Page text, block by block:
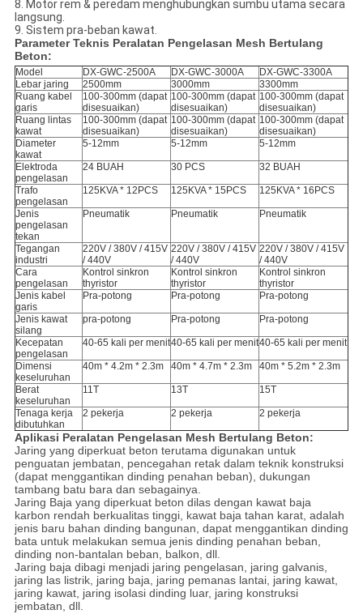
8. Motor rem & peredam menghubungkan sumbu utama secara
langsung.
9. Sistem pra-beban kawat.
Parameter Teknis Peralatan Pengelasan Mesh Bertulang
Beton:
Model DX-GWC-2500A DX-GWC-3000A
DX-GWC-3300A
Lebar jaring
2500mm 3000mm
3300mm
Ruang kabel
garis
100-300mm (dapat
disesuaikan)
100-300mm (dapat
disesuaikan)
100-300mm (dapat
disesuaikan)
Ruang lintas
kawat
100-300mm (dapat
disesuaikan)
100-300mm (dapat
disesuaikan)
100-300mm (dapat
disesuaikan)
Diameter
kawat
5-12mm 5-12mm 5-12mm
Elektroda
pengelasan
24 BUAH 30 PCS 32 BUAH
Trafo
pengelasan
125KVA * 12PCS 125KVA * 15PCS 125KVA * 16PCS
Jenis
pengelasan
tekan
Pneumatik Pneumatik Pneumatik
Tegangan
industri
220V / 380V / 415V
/ 440V
220V / 380V / 415V
/ 440V
220V / 380V / 415V
/ 440V
Cara
pengelasan
Kontrol sinkron
thyristor
Kontrol sinkron
thyristor
Kontrol sinkron
thyristor
Jenis kabel
garis
Pra-potong Pra-potong Pra-potong
Jenis kawat
silang
pra-potong Pra-potong Pra-potong
Kecepatan
pengelasan
40-65 kali per menit40-65 kali per menit40-65 kali per menit
Dimensi
keseluruhan
40m * 4.2m * 2.3m 40m * 4.7m * 2.3m 40m * 5.2m * 2.3m
Berat
keseluruhan
11T 13T 15T
Tenaga kerja
dibutuhkan
2 pekerja 2 pekerja 2 pekerja
Aplikasi Peralatan Pengelasan Mesh Bertulang Beton:
Jaring yang diperkuat beton terutama digunakan untuk
penguatan jembatan, pencegahan retak dalam teknik konstruksi
(dapat menggantikan dinding penahan beban), dukungan
tambang batu bara dan sebagainya.
Jaring Baja yang diperkuat beton dilas dengan kawat baja
karbon rendah berkualitas tinggi, kawat baja tahan karat, adalah
jenis baru bahan dinding bangunan, dapat menggantikan dinding
bata untuk melakukan semua jenis dinding penahan beban,
dinding non-bantalan beban, balkon, dll.
Jaring baja dibagi menjadi jaring pengelasan, jaring galvanis,
jaring las listrik, jaring baja, jaring pemanas lantai, jaring kawat,
jaring kawat, jaring isolasi dinding luar, jaring konstruksi
jembatan, dll.